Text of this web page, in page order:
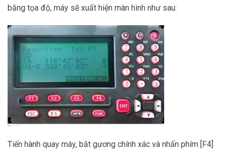
bằng tọa độ, máy sẽ xuất hiện màn hình như sau:
Tiến hành quay máy, bắt gương chính xác và nhấn phím [F4]